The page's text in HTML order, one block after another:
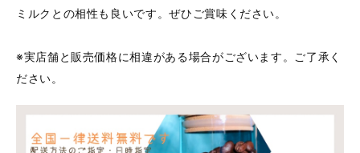
ミルクとの相性も良いです。ぜひご賞味ください。
※実店舗と販売価格に相違がある場合がございます。ご了承く
ださい。